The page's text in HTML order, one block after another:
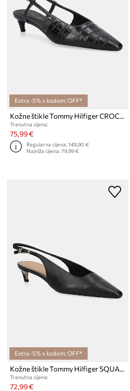
Extra -5% s kodom: OFF*
Kožne štikle Tommy Hilfiger CROC SLINGBACK SLANTED HEEL
Trenutna cijena:
75,99 €
Regularna cijena:149,90 €
Najniža cijena:79,99 €
Extra -5% s kodom: OFF*
Trenutna cijena:
72,99 €